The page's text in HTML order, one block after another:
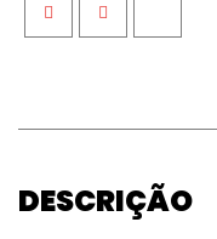
FacebookTwitterGoogle+
DESCRIÇÃO